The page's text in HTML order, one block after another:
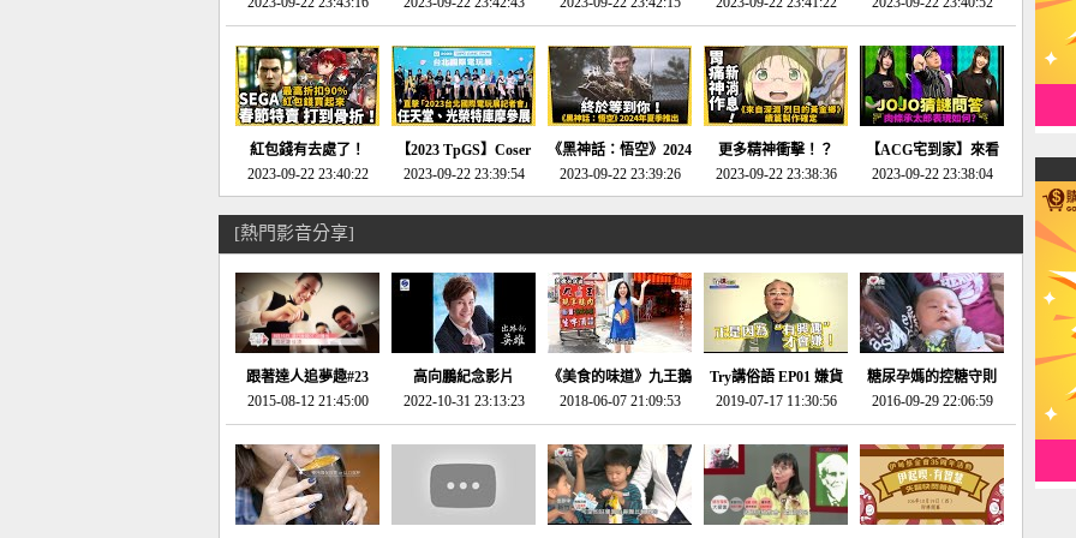
天平》介紹！-電玩宅
速配20230126
回「石村號」的恐懼體
驗-電玩宅速配
20230125
版」!!!今年就能玩到!!-
電玩宅速配20230124
動作角色扮演遊戲！-
電玩宅速配20230123
第一名早就決定了，封
面圖直接雷你!-電玩宅
速配20230120
紅包錢有去處了！
SEGA春節特賣 超過85
款遊戲打到骨折-電玩
宅速配20230119
2023-09-22 23:40:22
【2023 TpGS】Coser
和Show Girl搶先看！
直擊展前記者會-電玩
2023-09-22 23:39:54
《黑神話：悟空》2024
年夏季推出！確定不會
延期齁？-電玩宅速配
2023-09-22 23:39:26
更多精神衝擊！？
《來自深淵 烈日的黃
金鄉》續篇動畫確定
2023-09-22 23:38:36
【ACG宅到家】來看
就抽周邊！《JOJO的
奇妙冒險》問答大挑戰
年特展 feat 蕎羽 、櫻
花
2023-09-22 23:38:04
[熱門影音分享]
跟著達人追夢趣#23
promo-我想開間咖啡
館(謝佳凌)
2015-08-12 21:45:00
高向鵬紀念影片
2022-10-31 23:13:23
《美食的味道》九王鵝
肉
2018-06-07 21:09:53
Try講俗語 EP01 嫌貨
才是買貨人
2019-07-17 11:30:56
糖尿孕媽的控糖守則
2016-09-29 22:06:59